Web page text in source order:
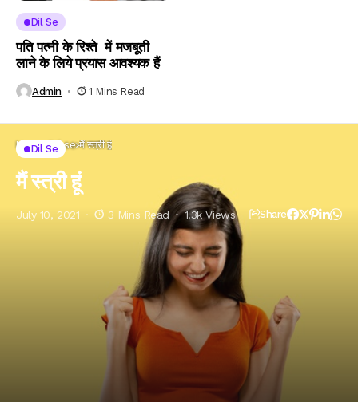
Dil Se
पति पत्नी के रिश्ते में मजबूती
लाने के लिये प्रयास आवश्यक हैं
Admin 1 Mins Read
Home Dil se मैं स्त्री हूं
Dil Se
मैं स्त्री हूं
July 10, 2021 3 Mins Read 1.3k Views Share